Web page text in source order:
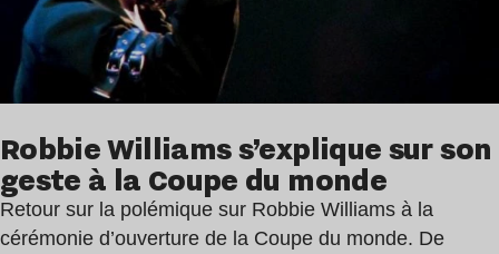
Robbie Williams s’explique sur son
geste à la Coupe du monde
Retour sur la polémique sur Robbie Williams à la
cérémonie d’ouverture de la Coupe du monde. De